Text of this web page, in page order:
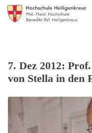
7. Dez 2012:
von Stella in den